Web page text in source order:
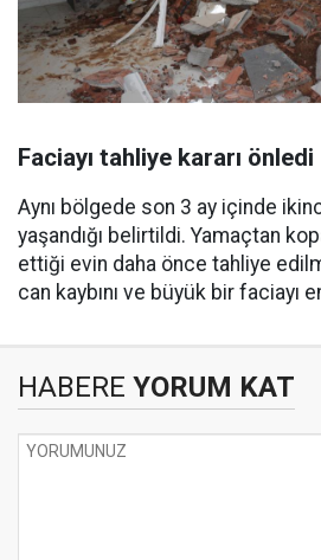
Faciayı tahliye kararı önledi
Aynı bölgede son 3 ay içinde
yaşandığı belirtildi. Yamaçtan
ettiği evin daha önce tahliye
can kaybını ve büyük bir faciayı
HABERE YORUM KAT